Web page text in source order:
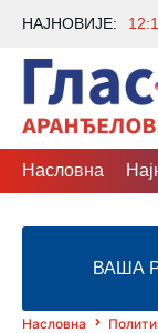
НАЈНОВИЈЕ:
Насловна
ВАША
Насловна